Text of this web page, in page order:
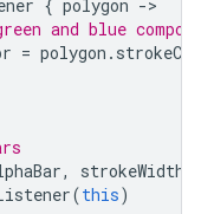
{ polygon ->
and blue
= polygon .
,
(this)